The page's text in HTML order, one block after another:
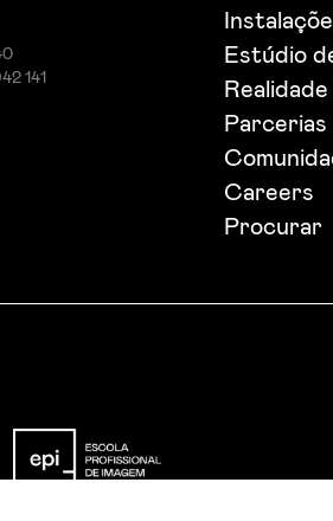
141
Estúdio
Parcerias
Careers
Procurar